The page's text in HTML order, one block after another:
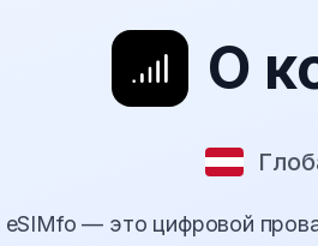
О
eSIMfo — это цифровой